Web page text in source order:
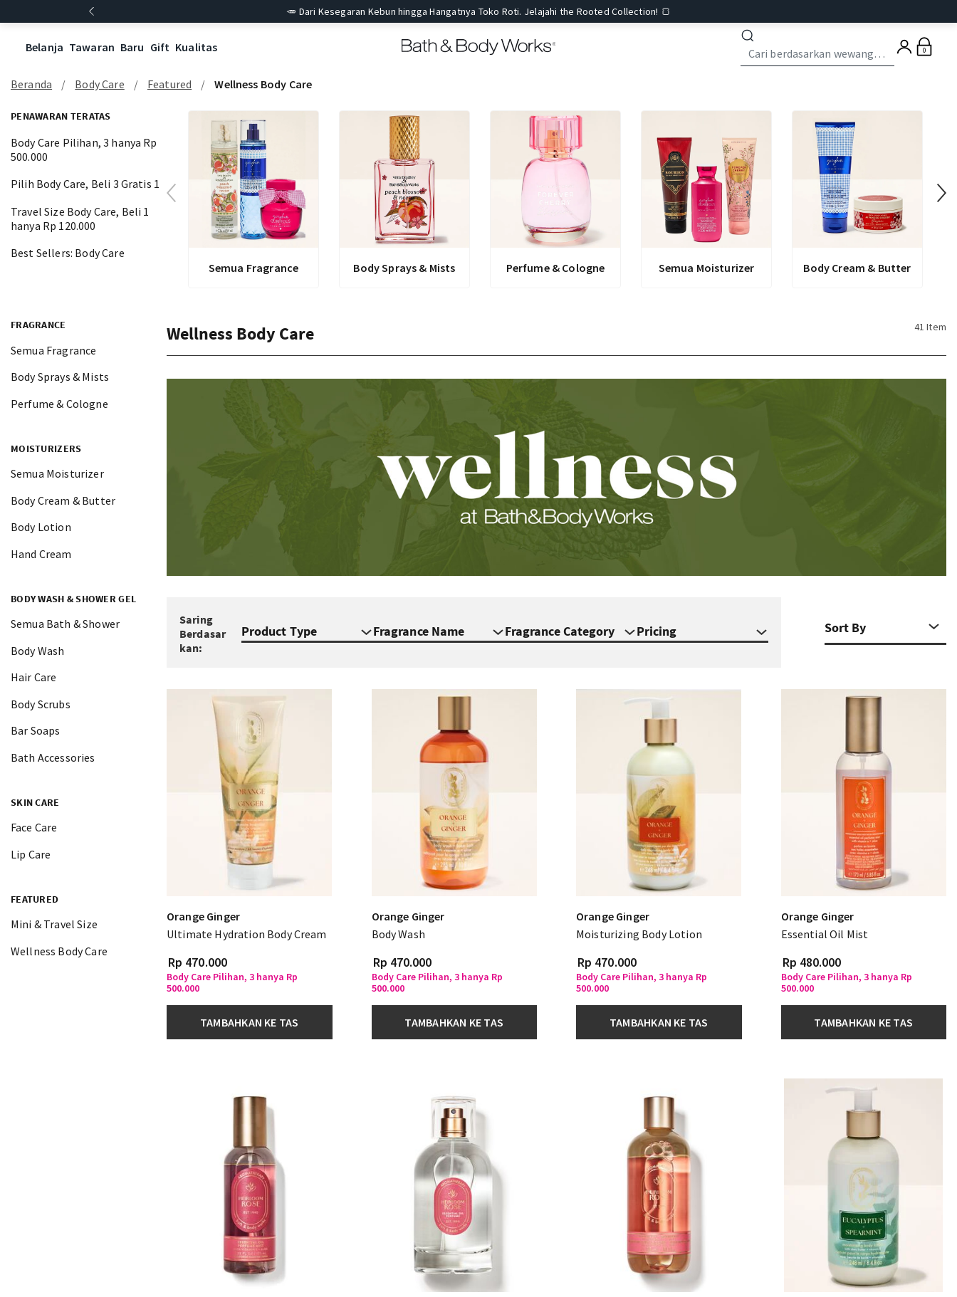
🥕 Dari Kesegaran Kebun hingga Hangatnya Toko Roti. Jelajahi the Rooted Collection! 🍞
Belanja Tawaran Baru Gift Kualitas 0
Beranda Body Care Featured Wellness Body Care
PENAWARAN TERATAS
Body Care Pilihan, 3 hanya Rp
500.000
Pilih Body Care, Beli 3 Gratis 1
Travel Size Body Care, Beli 1
hanya Rp 120.000
Best Sellers: Body Care
FRAGRANCE
Semua Fragrance
Body Sprays & Mists
Perfume & Cologne
MOISTURIZERS
Semua Moisturizer
Body Cream & Butter
Body Lotion
Hand Cream
BODY WASH & SHOWER GEL
Semua Bath & Shower
Body Wash
Hair Care
Body Scrubs
Bar Soaps
Bath Accessories
SKIN CARE
Face Care
Lip Care
FEATURED
Mini & Travel Size
Wellness Body Care
Semua Fragrance Body Sprays & Mists Perfume & Cologne Semua Moisturizer Body Cream & Butter
Wellness Body Care 41 Item
Saring
Berdasar
kan:
Product Type Fragrance Name Fragrance Category Pricing
Orange Ginger
Ultimate Hydration Body Cream
Rp 470.000
Body Care Pilihan, 3 hanya Rp
500.000
TAMBAHKAN KE TAS
Orange Ginger
Body Wash
Rp 470.000
Body Care Pilihan, 3 hanya Rp
500.000
TAMBAHKAN KE TAS
Orange Ginger
Moisturizing Body Lotion
Rp 470.000
Body Care Pilihan, 3 hanya Rp
500.000
TAMBAHKAN KE TAS
Orange Ginger
Essential Oil Mist
Rp 480.000
Body Care Pilihan, 3 hanya Rp
500.000
TAMBAHKAN KE TAS